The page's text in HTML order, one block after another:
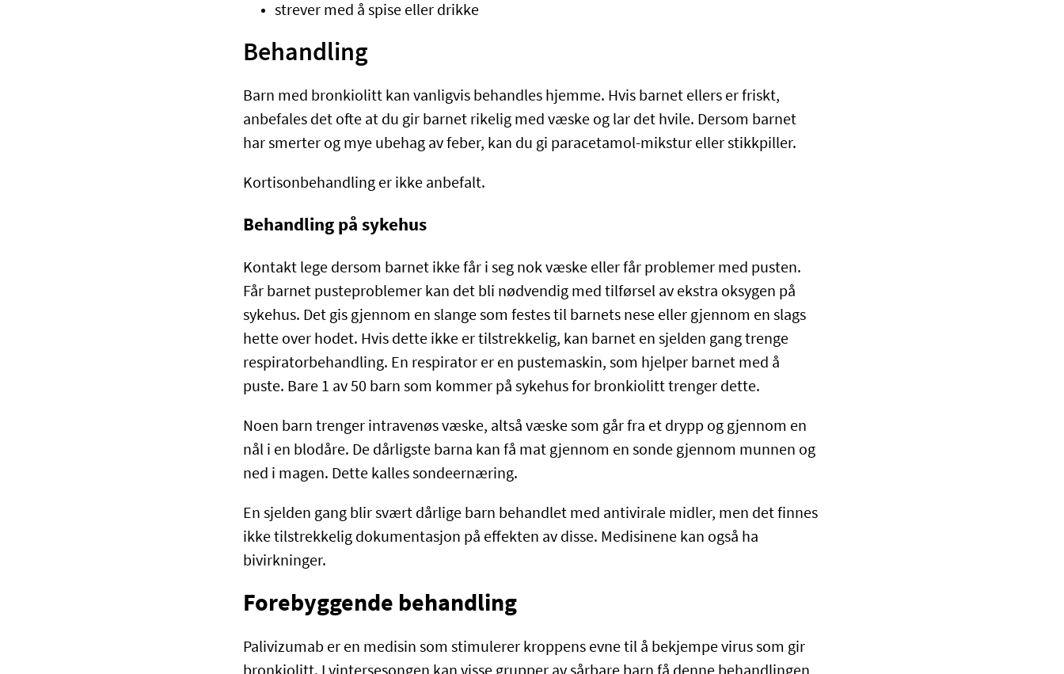
strever med å spise eller drikke
Behandling
Barn med bronkiolitt kan vanligvis behandles hjemme. Hvis barnet ellers er friskt,
anbefales det ofte at du gir barnet rikelig med væske og lar det hvile. Dersom barnet
har smerter og mye ubehag av feber, kan du gi paracetamol-mikstur eller stikkpiller.
Kortisonbehandling er ikke anbefalt.
Behandling på sykehus
Kontakt lege dersom barnet ikke får i seg nok væske eller får problemer med pusten.
Får barnet pusteproblemer kan det bli nødvendig med tilførsel av ekstra oksygen på
sykehus. Det gis gjennom en slange som festes til barnets nese eller gjennom en slags
hette over hodet. Hvis dette ikke er tilstrekkelig, kan barnet en sjelden gang trenge
respiratorbehandling. En respirator er en pustemaskin, som hjelper barnet med å
puste. Bare 1 av 50 barn som kommer på sykehus for bronkiolitt trenger dette.
Noen barn trenger intravenøs væske, altså væske som går fra et drypp og gjennom en
nål i en blodåre. De dårligste barna kan få mat gjennom en sonde gjennom munnen og
ned i magen. Dette kalles sondeernæring.
En sjelden gang blir svært dårlige barn behandlet med antivirale midler, men det finnes
ikke tilstrekkelig dokumentasjon på effekten av disse. Medisinene kan også ha
bivirkninger.
Forebyggende behandling
Palivizumab er en medisin som stimulerer kroppens evne til å bekjempe virus som gir